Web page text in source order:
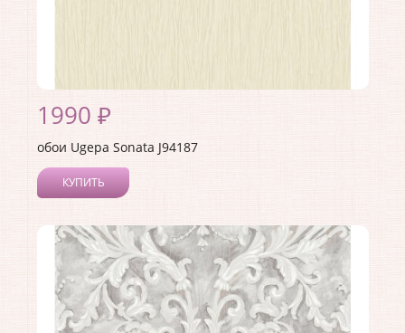
1990 ₽
обои Ugepa Sonata J94187
КУПИТЬ
Коллекция:Sonata
Длина рулона:10.05
Ширина рулона:1.06
Материал покрытия: Виниловое
Страна: Франция
Материал основы:Флизелин